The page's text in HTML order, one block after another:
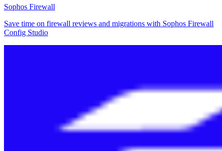
Sophos Firewall
Save time on firewall reviews and migrations with Sophos Firewall
Config Studio